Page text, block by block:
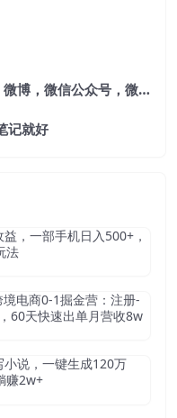
抖音，快手，小红书，B站，微博，微信公众号，微信视频号。每一个平台，都是不一样的机会，对应不一样的赚钱思路
记就好
益，一部手机日入500+，
法
境电商0-1掘金营：注册-
60天快速出单月营收8w
小说，一键生成120万
赚2w+